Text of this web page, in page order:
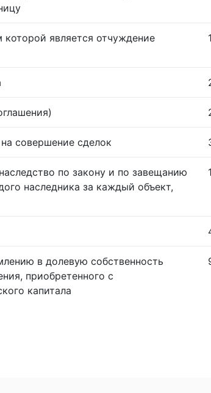
является отчуждение
совершение сделок
по закону и по завещанию
наследника за каждый объект,
в долевую собственность
приобретенного с
капитала